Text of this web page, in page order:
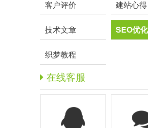
客户评价 建站心得
技术文章 SEO优化
织梦教程
在线客服